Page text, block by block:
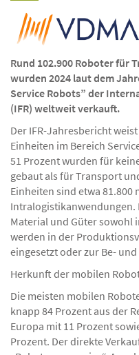
Rund 102.900 Roboter für
wurden 2024 laut dem
Service Robots” der
(IFR) weltweit verkauft.
Der IFR-Jahresbericht
Einheiten im Bereich
51 Prozent wurden für
gebaut als für Transport
Einheiten sind etwa
Intralogistikanwendungen.
Material und Güter sowohl
werden in der
eingesetzt oder zur Be-
Herkunft der mobilen
Die meisten mobilen
knapp 84 Prozent aus der
Europa mit 11 Prozent
Prozent. Der direkte